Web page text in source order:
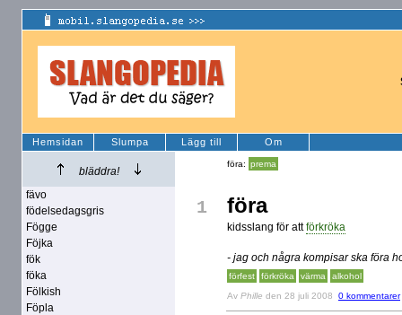
Hemsidan Slumpa Lägg till Om
bläddra!
fävo
födelsedagsgris
Fögge
Föjka
fök
föka
Fölkish
Föpla
föra: prema
1 föra
kidsslang för attförkröka
- jag och några kompisar ska föra
förfest förkröka värma alkohol
Av Phille den 28 juli 2008 0 kommentarer